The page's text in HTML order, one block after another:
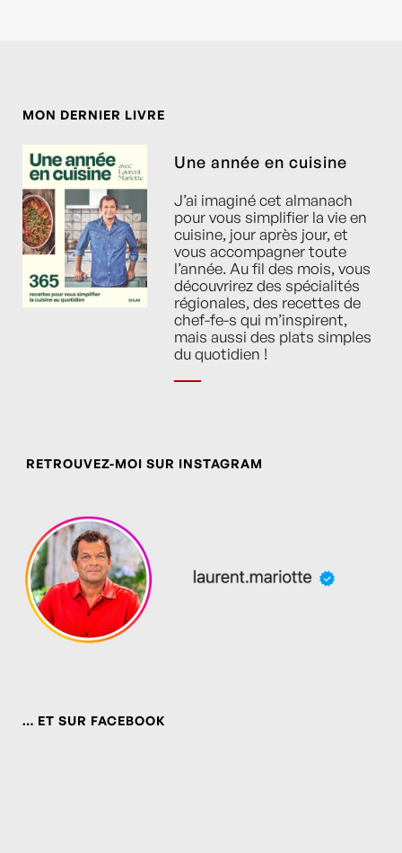
MON DERNIER LIVRE
Une année en cuisine
J’ai imaginé cet almanach
pour vous simplifier la vie en
cuisine, jour après jour, et
vous accompagner toute
l’année. Au fil des mois, vous
découvrirez des spécialités
régionales, des recettes de
chef-fe-s qui m’inspirent,
mais aussi des plats simples
du quotidien !
RETROUVEZ-MOI SUR INSTAGRAM
… ET SUR FACEBOOK